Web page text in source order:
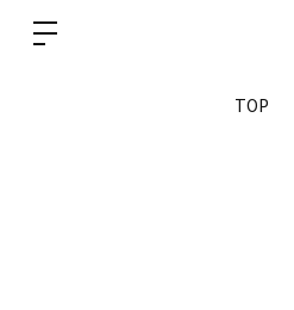
TOP